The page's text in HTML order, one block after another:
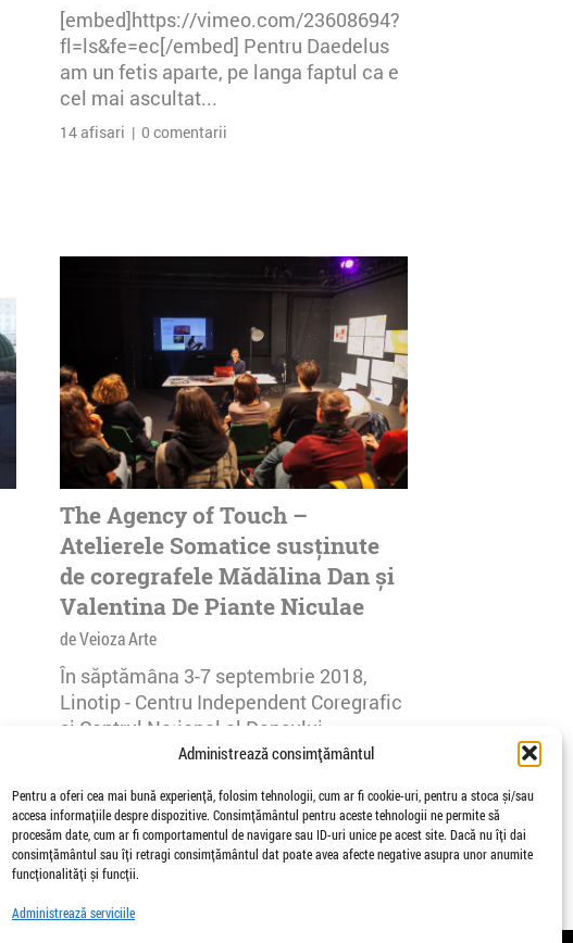
Administrează consimțământul
Pentru a oferi cea mai bună experiență, folosim tehnologii, cum ar fi cookie-uri, pentru a stoca și/sau
accesa informațiile despre dispozitive. Consimțământul pentru aceste tehnologii ne permite să
procesăm date, cum ar fi comportamentul de navigare sau ID-uri unice pe acest site. Dacă nu îți dai
consimțământul sau îți retragi consimțământul dat poate avea afecte negative asupra unor anumite
funcționalități și funcții.
Administrează serviciile
[embed]https://vimeo.com/23608694?
fl=ls&fe=ec[/embed] Pentru Daedelus
am un fetis aparte, pe langa faptul ca e
cel mai ascultat...
14 afisari | 0 comentarii
The Agency of Touch –
Atelierele Somatice susținute
de coregrafele Mădălina Dan și
Valentina De Piante Niculae
de Veioza Arte
În săptămâna 3-7 septembrie 2018,
Linotip - Centru Independent Coregrafic
și Centrul Național al Dansului
26 afisari | 0 comentarii